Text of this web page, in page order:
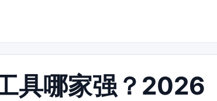
具哪家强？2026